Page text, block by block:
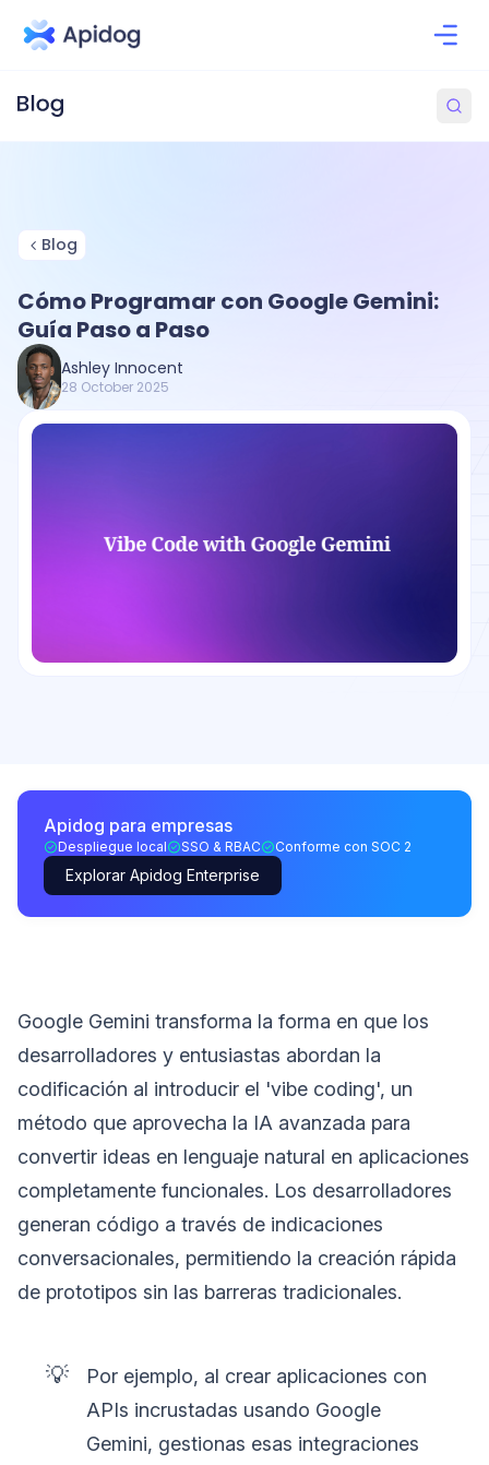
Blog
Cómo Programar con Google Gemini:
Guía Paso a Paso
Ashley Innocent
28 October 2025
Apidog para empresas
Despliegue local SSO & RBAC Conforme con SOC 2
Explorar Apidog Enterprise
Google Gemini transforma la forma en que los
desarrolladores y entusiastas abordan la
codificación al introducir el 'vibe coding', un
método que aprovecha la IA avanzada para
convertir ideas en lenguaje natural en aplicaciones
completamente funcionales. Los desarrolladores
generan código a través de indicaciones
conversacionales, permitiendo la creación rápida
de prototipos sin las barreras tradicionales.
💡
Por ejemplo, al crear aplicaciones con
APIs incrustadas usando Google
Gemini, gestionas esas integraciones